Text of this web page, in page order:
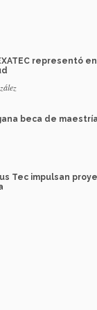
representó en
beca de maestría
Tec impulsan